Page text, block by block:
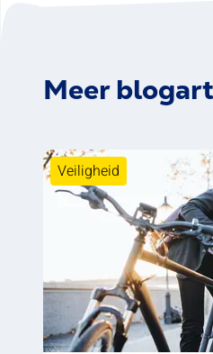
Meer
Veiligheid